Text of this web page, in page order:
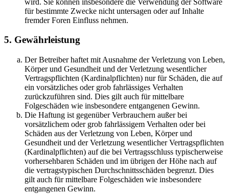
für bestimmte Zwecke nicht untersagen oder auf Inhalte
fremder Foren Einfluss nehmen.
5. Gewährleistung
Der Betreiber haftet mit Ausnahme der Verletzung von Leben,
Körper und Gesundheit und der Verletzung wesentlicher
Vertragspflichten (Kardinalpflichten) nur für Schäden, die auf
ein vorsätzliches oder grob fahrlässiges Verhalten
zurückzuführen sind. Dies gilt auch für mittelbare
Folgeschäden wie insbesondere entgangenen Gewinn.
Die Haftung ist gegenüber Verbrauchern außer bei
vorsätzlichem oder grob fahrlässigem Verhalten oder bei
Schäden aus der Verletzung von Leben, Körper und
Gesundheit und der Verletzung wesentlicher Vertragspflichten
(Kardinalpflichten) auf die bei Vertragsschluss typischerweise
vorhersehbaren Schäden und im übrigen der Höhe nach auf
die vertragstypischen Durchschnittsschäden begrenzt. Dies
gilt auch für mittelbare Folgeschäden wie insbesondere
entgangenen Gewinn.